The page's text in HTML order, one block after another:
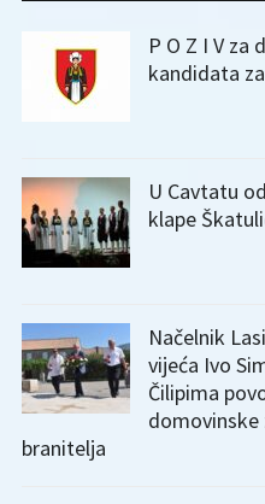
P O Z I V za
kandidata
U Cavtatu
klape
Načelnik
vijeća Ivo
Čilipima
domovinske
branitelja